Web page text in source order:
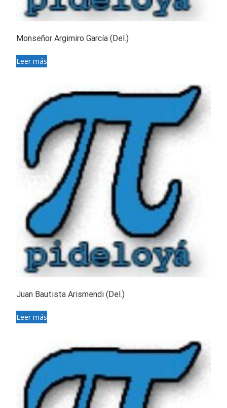
Monseñor Argimiro García (Del.)
Leer más
Juan Bautista Arismendi (Del.)
Leer más